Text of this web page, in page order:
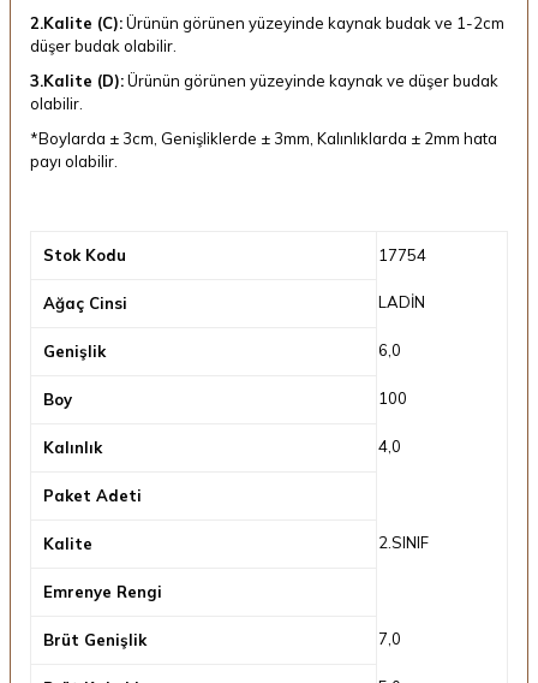
2.Kalite (C):Ürünün görünen yüzeyinde kaynak budak ve 1-2cm
düşer budak olabilir.
3.Kalite (D):Ürünün görünen yüzeyinde kaynak ve düşer budak
olabilir.
*Boylarda ± 3cm, Genişliklerde ± 3mm, Kalınlıklarda ± 2mm hata
payı olabilir.
Stok Kodu 17754
Ağaç Cinsi LADİN
Genişlik 6,0
Boy 100
Kalınlık 4,0
Paket Adeti
Kalite 2.SINIF
Emrenye Rengi
Brüt Genişlik 7,0